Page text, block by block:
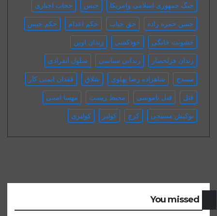
جنگ جمهوری اسلامی وامریکا حبس حجاب اجباری
حسن حمزه زاده حق حیات حکم اعدام حکم حبس
خشونت خانگی خودکشی زندان اوین
زندان قزلحصار زندانی سیاسی سلول انفرادی
سنندج شاهزاده رضا پهلوی شلاق فقدان ایمنی کار
قتل قتل ناموسی محیط زیست مهسا امینی
نوکیش مسیحی کرج کولبر کولبری
You missed